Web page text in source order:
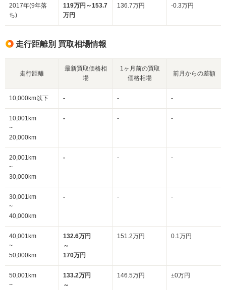
2017年(9年落
ち)
119万円～153.7
万円
136.7万円 -0.3万円
走行距離別 買取相場情報
走行距離
最新買取価格相
場
1ヶ月前の買取
価格相場
前月からの差額
10,000km以下 - - -
10,001km
~
20,000km
- - -
20,001km
~
30,000km
- - -
30,001km
~
40,000km
- - -
40,001km
~
50,000km
132.6万円
～
170万円
151.2万円 0.1万円
50,001km
~
133.2万円
～
146.5万円 ±0万円